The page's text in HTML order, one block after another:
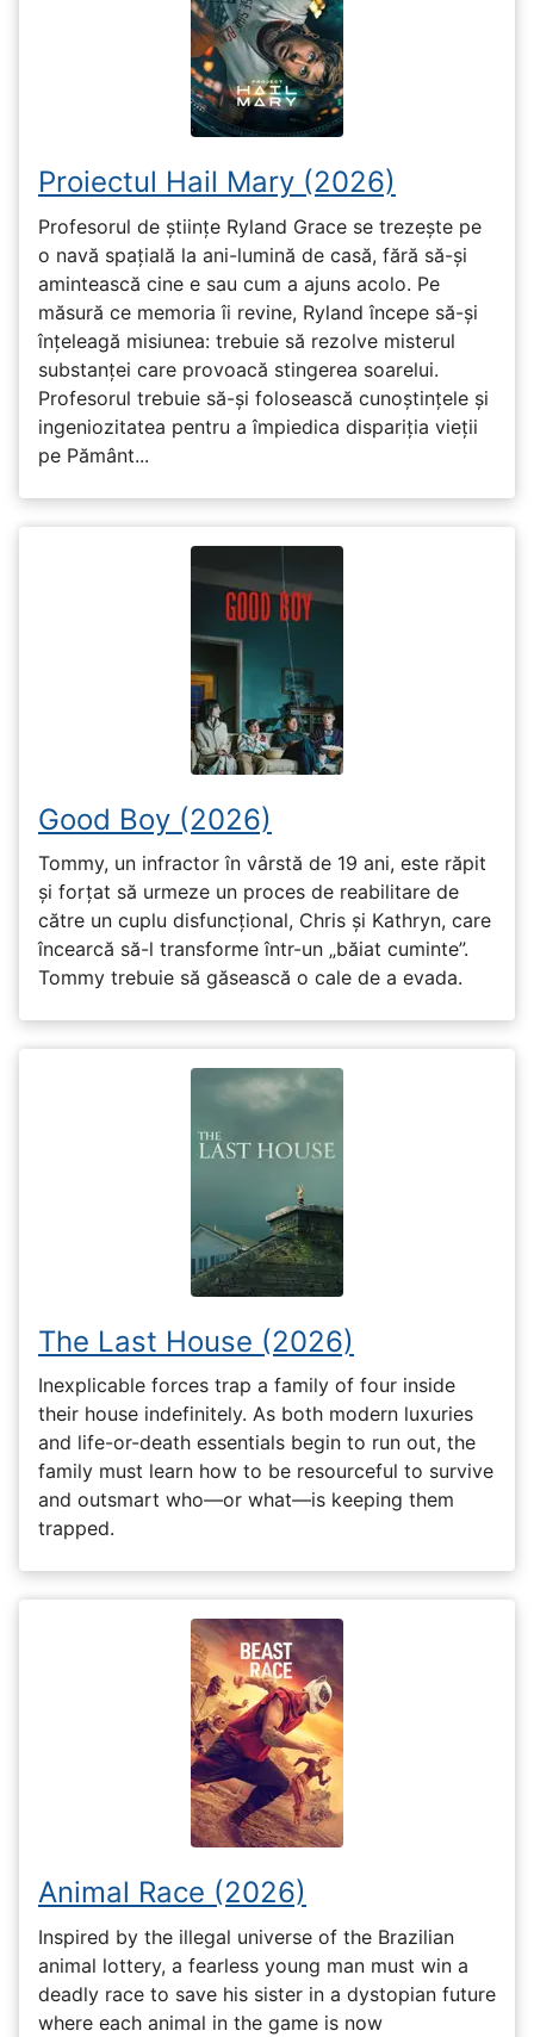
Proiectul Hail Mary (2026)
Profesorul de științe Ryland Grace se trezește pe
o navă spațială la ani-lumină de casă, fără să-și
amintească cine e sau cum a ajuns acolo. Pe
măsură ce memoria îi revine, Ryland începe să-și
înțeleagă misiunea: trebuie să rezolve misterul
substanței care provoacă stingerea soarelui.
Profesorul trebuie să-și folosească cunoștințele și
ingeniozitatea pentru a împiedica dispariția vieții
pe Pământ...
Good Boy (2026)
Tommy, un infractor în vârstă de 19 ani, este răpit
și forțat să urmeze un proces de reabilitare de
către un cuplu disfuncțional, Chris și Kathryn, care
încearcă să-l transforme într-un „băiat cuminte”.
Tommy trebuie să găsească o cale de a evada.
The Last House (2026)
Inexplicable forces trap a family of four inside
their house indefinitely. As both modern luxuries
and life-or-death essentials begin to run out, the
family must learn how to be resourceful to survive
and outsmart who—or what—is keeping them
trapped.
Animal Race (2026)
Inspired by the illegal universe of the Brazilian
animal lottery, a fearless young man must win a
deadly race to save his sister in a dystopian future
where each animal in the game is now